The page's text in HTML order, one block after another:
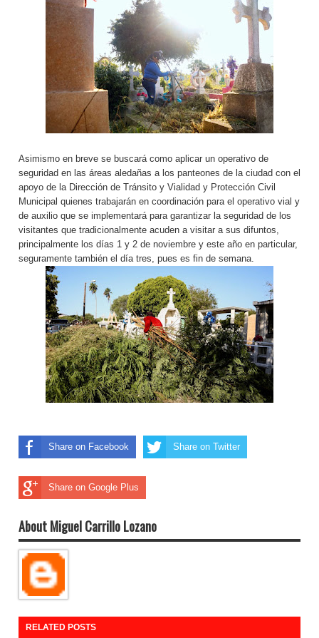
Asimismo en breve se buscará como aplicar un operativo de
seguridad en las áreas aledañas a los panteones de la ciudad con el
apoyo de la Dirección de Tránsito y Vialidad y Protección Civil
Municipal quienes trabajarán en coordinación para el operativo vial y
de auxilio que se implementará para garantizar la seguridad de los
visitantes que tradicionalmente acuden a visitar a sus difuntos,
principalmente los días 1 y 2 de noviembre y este año en particular,
seguramente también el día tres, pues es fin de semana.
Share on Facebook Share on Twitter
Share on Google Plus
About Miguel Carrillo Lozano
RELATED POSTS